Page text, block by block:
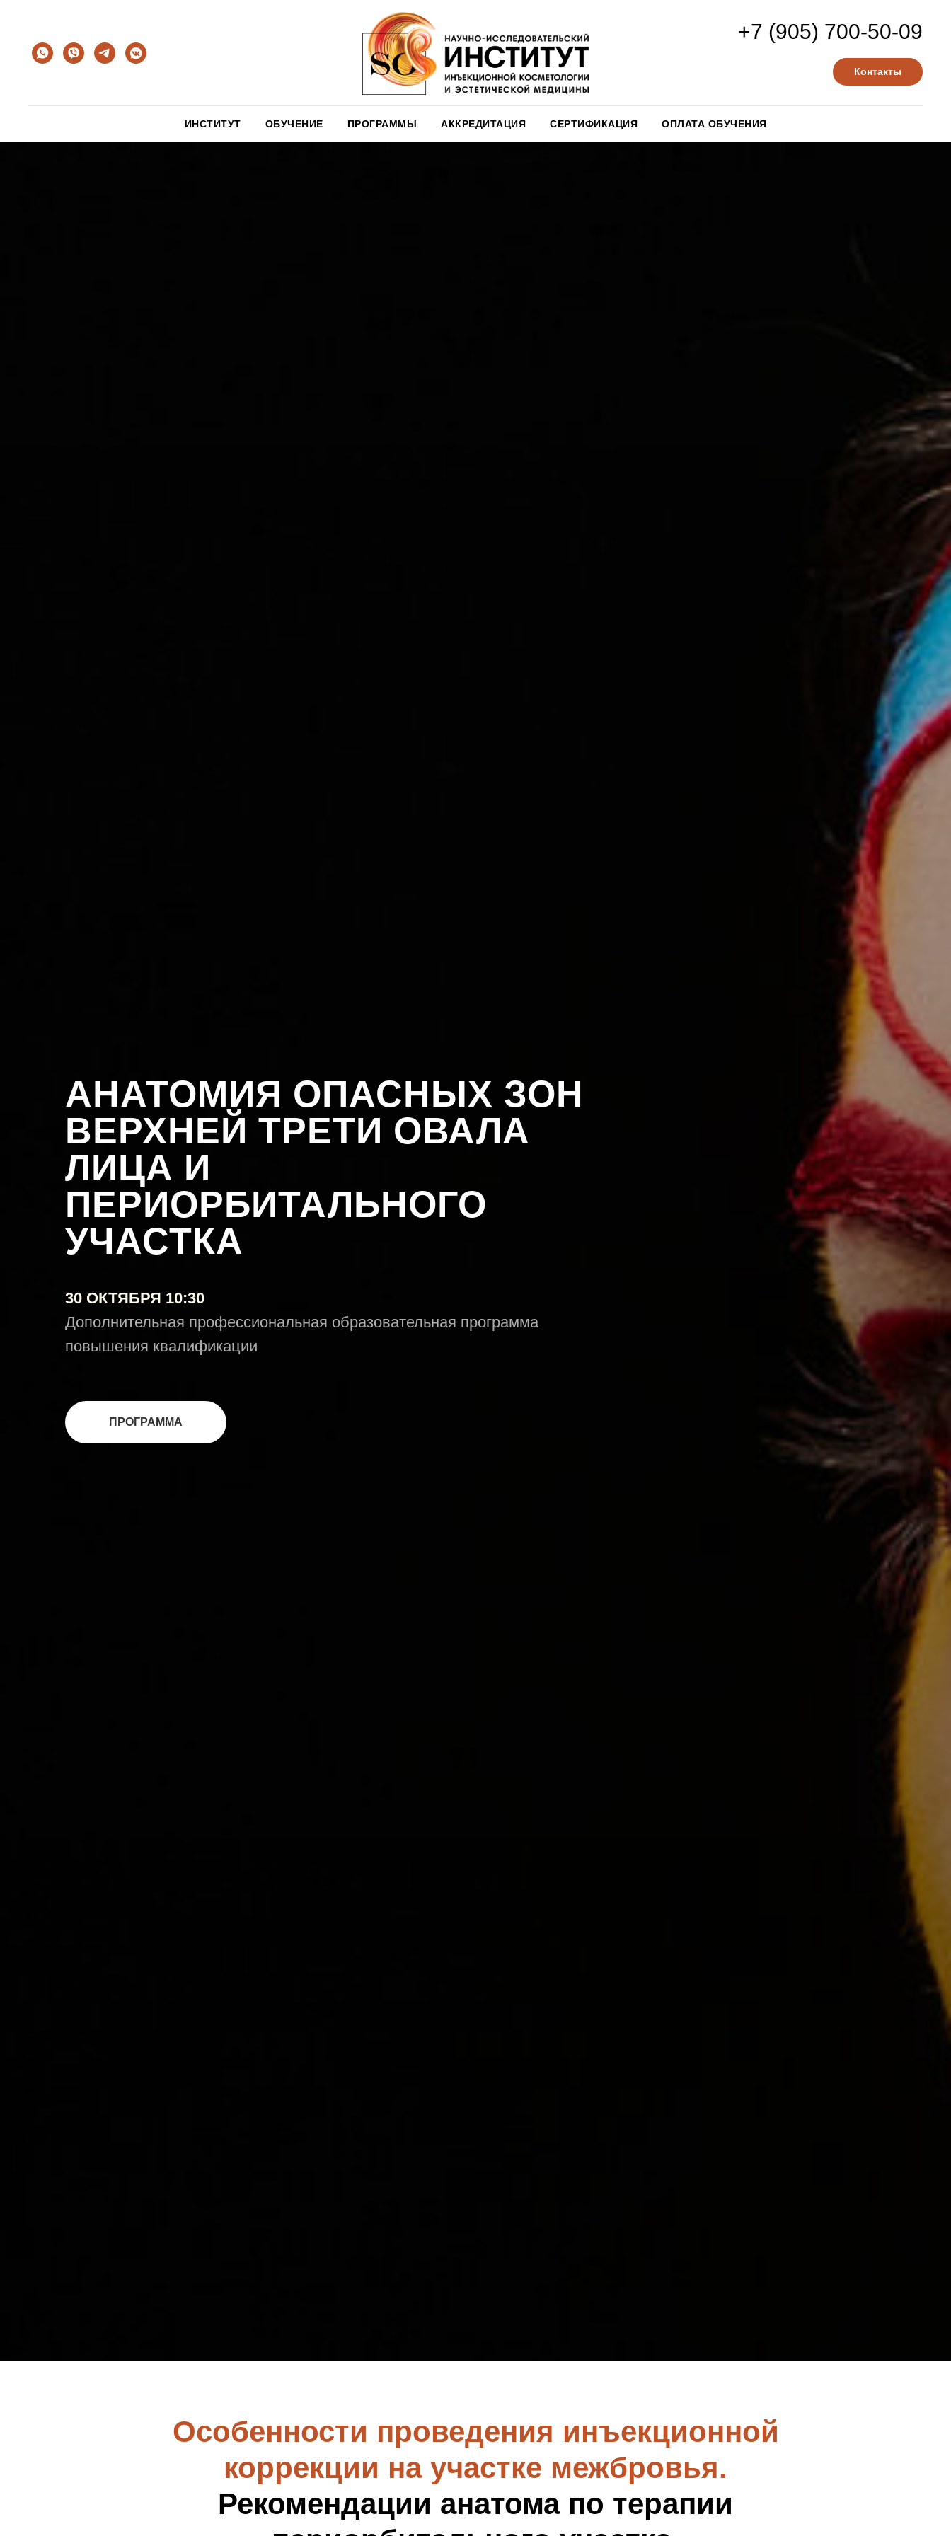
+7 (905) 700-50-09
Контакты
ИНСТИТУТ ОБУЧЕНИЕ ПРОГРАММЫ АККРЕДИТАЦИЯ СЕРТИФИКАЦИЯ ОПЛАТА ОБУЧЕНИЯ
АНАТОМИЯ ОПАСНЫХ ЗОН
ВЕРХНЕЙ ТРЕТИ ОВАЛА
ЛИЦА И
ПЕРИОРБИТАЛЬНОГО
УЧАСТКА
30 ОКТЯБРЯ 10:30
Дополнительная профессиональная образовательная программа
повышения квалификации
ПРОГРАММА
Особенности проведения инъекционной
коррекции на участке межбровья.
Рекомендации анатома по терапии